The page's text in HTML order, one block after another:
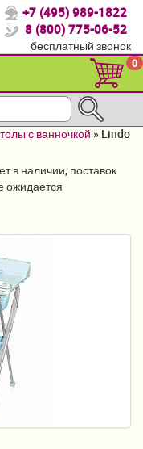
+7 (495) 989-1822
8 (800) 775-06-52
бесплатный звонок
0
с ванночкой » Lindo
в наличии, поставок
ожидается